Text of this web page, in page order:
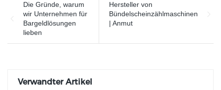
Die Gründe, warum
wir Unternehmen für
Bargeldlösungen
lieben
Hersteller von
Bündelscheinzählmaschinen
| Anmut
Verwandter Artikel